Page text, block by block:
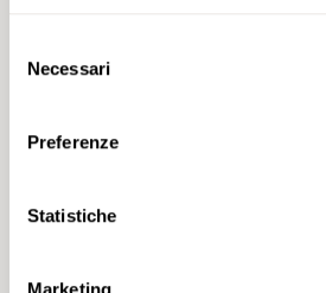
delNecessari
Preferenze
Statistiche
Marketing
Rundwanderung bei
Wald erreichen wir die Glatt.